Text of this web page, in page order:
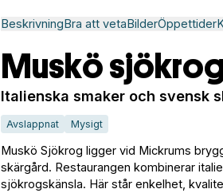
BeskrivningBra att vetaBilderÖppettider
Muskö
Italienska smaker och svensk
Avslappnat Mysigt
Muskö Sjökrog ligger vid Mickrums
skärgård. Restaurangen kombinerar
sjökrogskänsla. Här står enkelhet,